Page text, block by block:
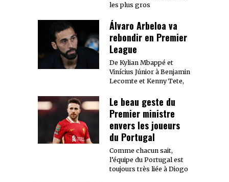
les plus gros
Álvaro Arbeloa va
rebondir en Premier
League
De Kylian Mbappé et
Vinícius Júnior à Benjamin
Lecomte et Kenny Tete,
Le beau geste du
Premier ministre
envers les joueurs
du Portugal
Comme chacun sait,
l’équipe du Portugal est
toujours très liée à Diogo